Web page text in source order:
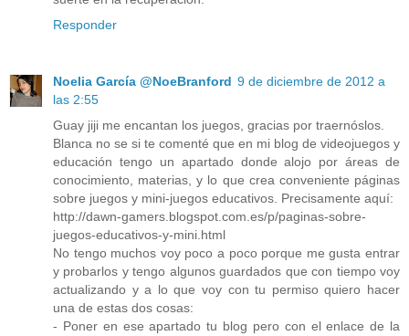
Responder
Noelia García @NoeBranford 9 de diciembre de 2012 a
las 2:55
Guay jiji me encantan los juegos, gracias por traernóslos.
Blanca no se si te comenté que en mi blog de videojuegos y
educación tengo un apartado donde alojo por áreas de
conocimiento, materias, y lo que crea conveniente páginas
sobre juegos y mini-juegos educativos. Precisamente aquí:
http://dawn-gamers.blogspot.com.es/p/paginas-sobre-
juegos-educativos-y-mini.html
No tengo muchos voy poco a poco porque me gusta entrar
y probarlos y tengo algunos guardados que con tiempo voy
actualizando y a lo que voy con tu permiso quiero hacer
una de estas dos cosas:
- Poner en ese apartado tu blog pero con el enlace de la